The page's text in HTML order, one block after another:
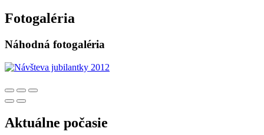
Fotogaléria
Náhodná fotogaléria
Aktuálne počasie